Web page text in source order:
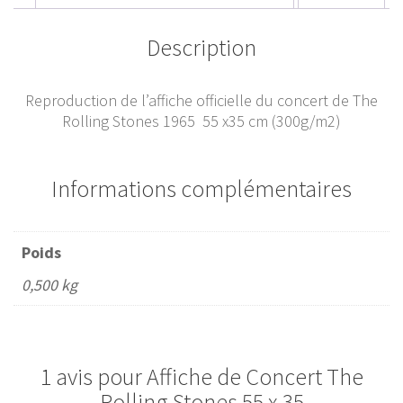
Description
Reproduction de l’affiche officielle du concert de The
Rolling Stones 1965 55 x35 cm (300g/m2)
Informations complémentaires
Poids
0,500 kg
1 avis pourAffiche de Concert The